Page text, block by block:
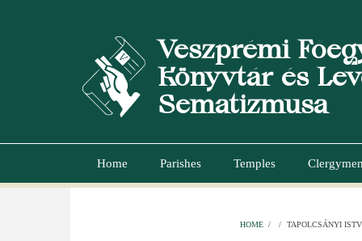
Veszprémi
Könyvtár és
Sematizmusa
Main
Home Parishes Temples Clergymen
HOME / / TAPOLCSÁNYI